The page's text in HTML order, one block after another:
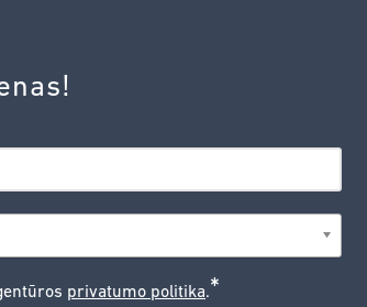
privatumo politika.*